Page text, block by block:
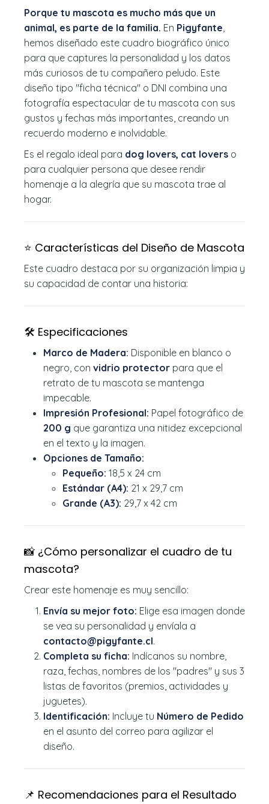
Porque tu mascota es mucho más que un
animal, es parte de la familia. En Pigyfante,
hemos diseñado este cuadro biográfico único
para que captures la personalidad y los datos
más curiosos de tu compañero peludo. Este
diseño tipo "ficha técnica" o DNI combina una
fotografía espectacular de tu mascota con sus
gustos y fechas más importantes, creando un
recuerdo moderno e inolvidable.
Es el regalo ideal para dog lovers, cat lovers o
para cualquier persona que desee rendir
homenaje a la alegría que su mascota trae al
hogar.
⭐ Características del Diseño de Mascota
Este cuadro destaca por su organización limpia y
su capacidad de contar una historia:
🛠️ Especificaciones
Marco de Madera: Disponible en blanco o
negro, con vidrio protector para que el
retrato de tu mascota se mantenga
impecable.
Impresión Profesional: Papel fotográfico de
200 g que garantiza una nitidez excepcional
en el texto y la imagen.
Opciones de Tamaño:
Pequeño: 18,5 x 24 cm
Estándar (A4): 21 x 29,7 cm
Grande (A3): 29,7 x 42 cm
📸 ¿Cómo personalizar el cuadro de tu
mascota?
Crear este homenaje es muy sencillo:
Envía su mejor foto: Elige esa imagen donde
se vea su personalidad y envíala a
contacto@pigyfante.cl.
Completa su ficha: Indícanos su nombre,
raza, fechas, nombres de los "padres" y sus 3
listas de favoritos (premios, actividades y
juguetes).
Identificación: Incluye tu Número de Pedido
en el asunto del correo para agilizar el
diseño.
📌 Recomendaciones para el Resultado